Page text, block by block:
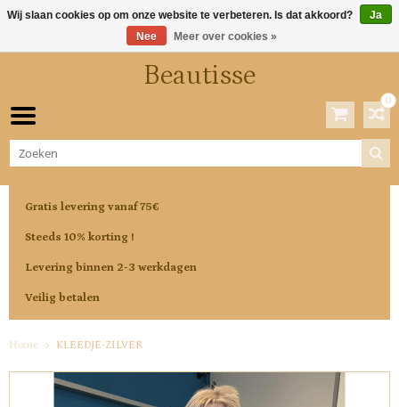
Beautisse
0
Gratis levering vanaf 75€
Steeds 10% korting !
Levering binnen 2-3 werkdagen
Veilig betalen
Home KLEEDJE-ZILVER
Wij slaan cookies op om onze website te verbeteren. Is dat akkoord?
Ja
Nee
Meer over cookies »